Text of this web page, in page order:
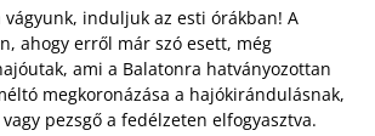
induljuk az esti órákban! A
ahogy erről már szó esett, még
ami a Balatonra hatványozottan
megkoronázása a hajókirándulásnak,
pezsgő a fedélzeten elfogyasztva.